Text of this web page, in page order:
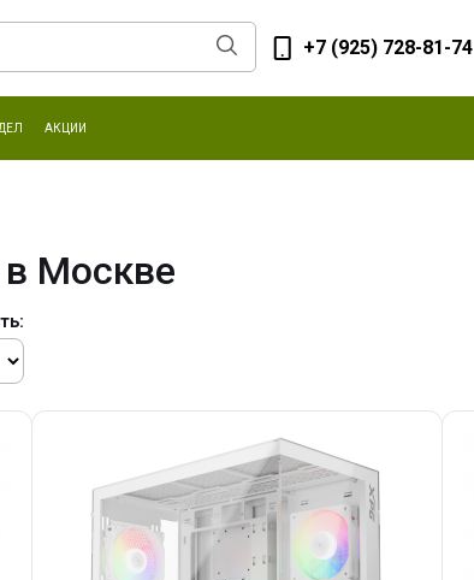
+7 (925) 728-81-74
АКЦИИ
Москве